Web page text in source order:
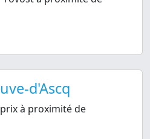
d'Ascq
à proximité de